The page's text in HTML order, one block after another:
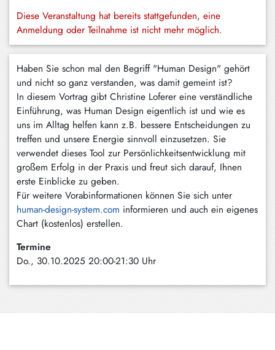
Diese Veranstaltung hat bereits stattgefunden, eine
Anmeldung oder Teilnahme ist nicht mehr möglich.
Haben Sie schon mal den Begriff "Human Design" gehört
und nicht so ganz verstanden, was damit gemeint ist?
In diesem Vortrag gibt Christine Loferer eine verständliche
Einführung, was Human Design eigentlich ist und wie es
uns im Alltag helfen kann z.B. bessere Entscheidungen zu
treffen und unsere Energie sinnvoll einzusetzen. Sie
verwendet dieses Tool zur Persönlichkeitsentwicklung mit
großem Erfolg in der Praxis und freut sich darauf, Ihnen
erste Einblicke zu geben.
Für weitere Vorabinformationen können Sie sich unter
human-design-system.com informieren und auch ein eigenes
Chart (kostenlos) erstellen.
Termine
Do., 30.10.2025 20:00-21:30 Uhr
Miesbach
Neuhaus
Niklasreuth
Otterfing
Rottach-
Egern
Schaftlach
/
Waakirchen
Schliersee
Tegernsee
Warngau
Wall
Weyarn